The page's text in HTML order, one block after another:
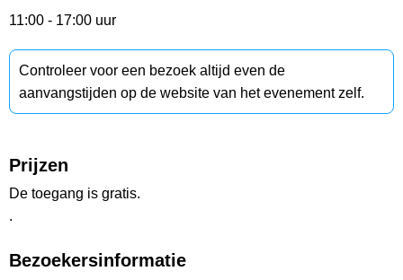
11:00 - 17:00 uur
Controleer voor een bezoek altijd even de
aanvangstijden op de website van het evenement zelf.
Prijzen
De toegang is gratis.
.
Bezoekersinformatie